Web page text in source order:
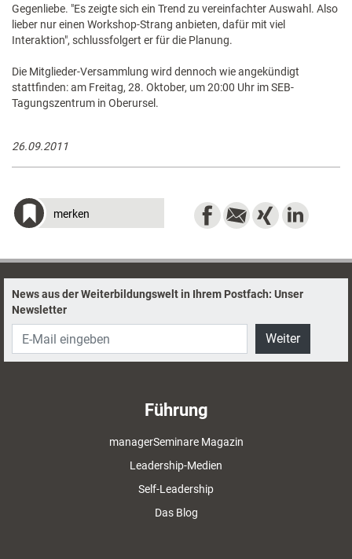
Gegenliebe. "Es zeigte sich ein Trend zu vereinfachter Auswahl. Also
lieber nur einen Workshop-Strang anbieten, dafür mit viel
Interaktion", schlussfolgert er für die Planung.
Die Mitglieder-Versammlung wird dennoch wie angekündigt
stattfinden: am Freitag, 28. Oktober, um 20:00 Uhr im SEB-
Tagungszentrum in Oberursel.
26.09.2011
merken
News aus der Weiterbildungswelt in Ihrem Postfach: Unser
Newsletter
Weiter
Führung
managerSeminare Magazin
Leadership-Medien
Self-Leadership
Das Blog